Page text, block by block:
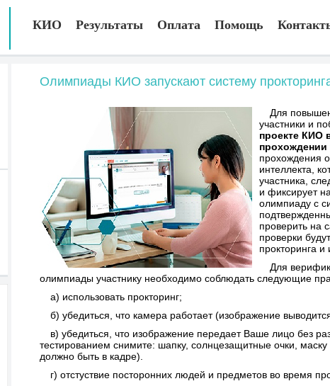
КИО Результаты Оплата Помощь
Олимпиады КИО запускают систему
Для
участники и
проекте КИО
прохождении
прохождения
интеллекта,
участника,
и фиксирует
олимпиаду с
проверить на
проверки
прокторинга
Для
олимпиады участнику необходимо соблюдать следующие
а) использовать прокторинг;
б) убедиться, что камера работает (изображение
в) убедиться, что изображение передает Ваше лицо без
тестированием снимите: шапку, солнцезащитные очки,
должно быть в кадре).
г) отстуствие посторонних людей и предметов во время